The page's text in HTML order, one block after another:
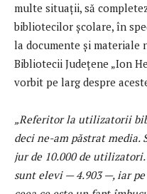
multe situații, să
bibliotecilor școlare, în
la documente și materiale
Bibliotecii Județene „Ion
vorbit pe larg despre
„Referitor la utilizatorii
deci ne-am păstrat media.
jur de 10.000 de
sunt elevi — 4.903 —, iar